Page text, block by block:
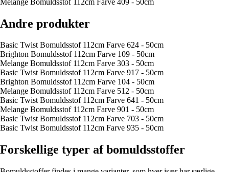
Andre produkter
Basic Twist Bomuldsstof 112cm Farve 624 - 50cm
Brighton Bomuldsstof 112cm Farve 109 - 50cm
Melange Bomuldsstof 112cm Farve 303 - 50cm
Basic Twist Bomuldsstof 112cm Farve 917 - 50cm
Brighton Bomuldsstof 112cm Farve 104 - 50cm
Melange Bomuldsstof 112cm Farve 512 - 50cm
Basic Twist Bomuldsstof 112cm Farve 641 - 50cm
Melange Bomuldsstof 112cm Farve 901 - 50cm
Basic Twist Bomuldsstof 112cm Farve 703 - 50cm
Basic Twist Bomuldsstof 112cm Farve 935 - 50cm
Forskellige typer af bomuldsstoffer